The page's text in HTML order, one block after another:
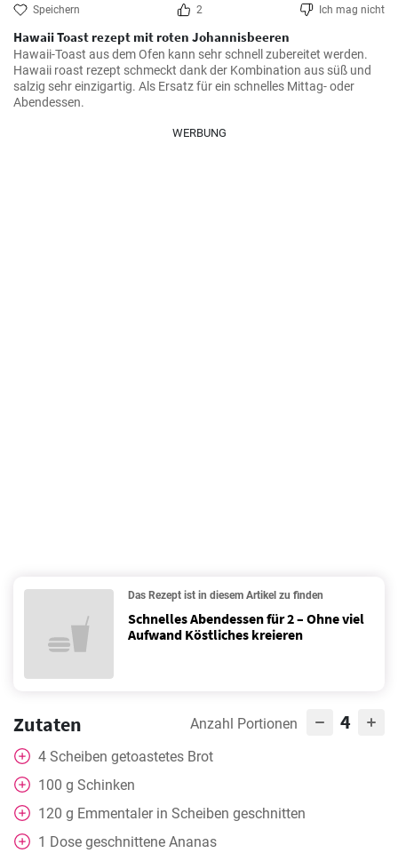
Speichern 2 Ich mag nicht
Hawaii Toast rezept mit roten Johannisbeeren
Hawaii-Toast aus dem Ofen kann sehr schnell zubereitet werden.
Hawaii roast rezept schmeckt dank der Kombination aus süß und
salzig sehr einzigartig. Als Ersatz für ein schnelles Mittag- oder
Abendessen.
WERBUNG
Das Rezept ist in diesem Artikel zu finden
Schnelles Abendessen für 2 – Ohne viel
Aufwand Köstliches kreieren
Zutaten Anzahl Portionen 4
4 Scheiben getoastetes Brot
100 g Schinken
120 g Emmentaler in Scheiben geschnitten
1 Dose geschnittene Ananas